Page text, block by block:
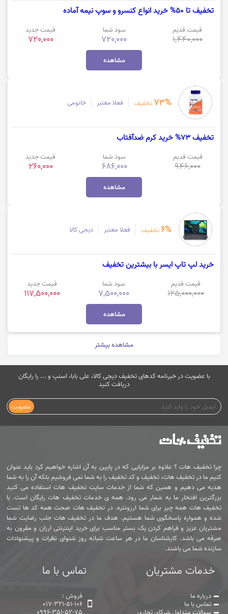
تخفیف تا 50% خرید انواع کنسرو و سوپ نیمه آماده
قیمت قدیم
1,440,000
سود شما
720,000
قیمت جدید
720,000
مشاهده
73% تخفیف فعلا معتبر خانومی
تخفیف 73% خرید کرم ضدآفتاب
قیمت قدیم
946,000
سود شما
686,000
قیمت جدید
260,000
مشاهده
6% تخفیف فعلا معتبر دیجی کالا
خرید لپ تاپ ایسر با بیشترین تخفیف
قیمت قدیم
125,000,000
سود شما
7,500,000
قیمت جدید
117,500,000
مشاهده
مشاهده بیشتر
با عضویت در خبرنامه کدهای تخفیف دیجی کالا، علی بابا، اسنپ و ... را رایگان
دریافت کنید
عضویت
چرا تخفیف هات ؟ علاوه بر مزایایی که در پایین به آن اشاره خواهیم کرد باید عنوان
کنیم ما در تخفیف هات، تخفیف و کد تخفیف را به شما نمی فروشیم بلکه آن را به شما
هدیه می دهیم و همین که شما از خدمات سایت تخفیف هات استفاده می کنید
بزرگترین افتخار ما به شمار می رود. همه ی خدمات تخفیف هات رایگان است. با
تخفیف هات همه چیز برای شما ارزونتره. در تخفیف هات صحت همه کد ها تست
شده و همواره پاسخگوی شما هستیم. هدف ما در تخفیف هات جلب رضایت شما
مشتریان عزیز و فراهم کردن یک بستر مناسب برای خرید اینترنتی ارزان و مقرون به
صرفه می باشد. کارشناسان ما در هر ساعت شبانه روز شنوای نظرات و پیشنهادات
سازنده شما می باشند.
خدمات مشتریان
درباره ما
تماس با ما
سوالات متداول شرکای تجاری
تماس با ما
فروش :
017-321-51-106
0996-351-52-75